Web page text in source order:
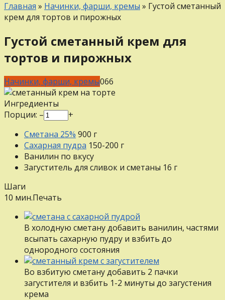
Главная » Начинки, фарши, кремы » Густой сметанный
крем для тортов и пирожных
Густой сметанный крем для
тортов и пирожных
Начинки, фарши, кремы066
Ингредиенты
Порции: –
+
Сметана 25% 900 г
Сахарная пудра 150-200 г
Ванилин по вкусу
Загуститель для сливок и сметаны 16 г
Шаги
10 мин.Печать
В холодную сметану добавить ванилин, частями
всыпать сахарную пудру и взбить до
однородного состояния
Во взбитую сметану добавить 2 пачки
загустителя и взбить 1-2 минуты до загустения
крема